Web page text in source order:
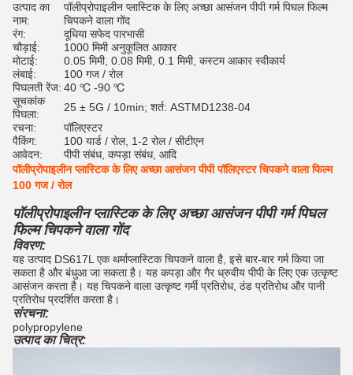
उत्पाद का
नाम:
पॉलीप्रोपाइलीन प्लास्टिक के लिए अच्छा आसंजन पीपी गर्म पिघल फिल्म
चिपकने वाला गोंद
रंग:
दूधिया सफेद पारभासी
चौड़ाई:
1000 मिमी अनुकूलित आकार
मोटाई:
0.05 मिमी, 0.08 मिमी, 0.1 मिमी, कस्टम आकार स्वीकार्य
लंबाई:
100 गज / रोल
पिघलती रेंज: 40 ℃ -90 ℃
सूचकांक
पिघला:
25 ± 5G / 10min; शर्त: ASTMD1238-04
रचना:
पॉलिएस्टर
पैकिंग:
100 यार्ड / रोल, 1-2 रोल / सीटीएन
आवेदन:
पीपी संबंध, कपड़ा संबंध, आदि
पॉलीप्रोपाइलीन प्लास्टिक के लिए अच्छा आसंजन पीपी पॉलिएस्टर चिपकने वाला फिल्म
100 गज / रोल
पॉलीप्रोपाइलीन प्लास्टिक के लिए अच्छा आसंजन पीपी गर्म पिघल
फिल्म चिपकने वाला गोंद
विवरण:
यह उत्पाद DS617L एक थर्माप्लास्टिक चिपकने वाला है, इसे बार-बार गर्म किया जा
सकता है और बंधुआ जा सकता है। यह कपड़ा और गैर ध्रुवीय पीपी के लिए एक उत्कृष्ट
आसंजन करता है। यह चिपकने वाला उत्कृष्ट गर्मी प्रतिरोध, ठंड प्रतिरोध और पानी
प्रतिरोध प्रदर्शित करता है।
संरचना:
polypropylene
उत्पाद का चित्र: